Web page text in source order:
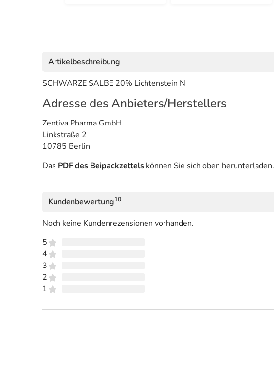
Artikelbeschreibung
SCHWARZE SALBE 20% Lichtenstein N
Adresse des Anbieters/Herstellers
Zentiva Pharma GmbH
Linkstraße 2
10785 Berlin
Das PDF des Beipackzettels können Sie sich oben herunterladen.
Kundenbewertung10
Noch keine Kundenrezensionen vorhanden.
5
4
3
2
1